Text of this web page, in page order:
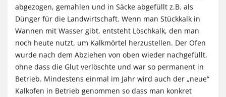
abgezogen, gemahlen und in Säcke abgefüllt z.B. als
Dünger für die Landwirtschaft. Wenn man Stückkalk in
Wannen mit Wasser gibt, entsteht Löschkalk, den man
noch heute nutzt, um Kalkmörtel herzustellen. Der Ofen
wurde nach dem Abziehen von oben wieder nachgefüllt,
ohne dass die Glut verlöschte und war so permanent in
Betrieb. Mindestens einmal im Jahr wird auch der „neue“
Kalkofen in Betrieb genommen so dass man konkret